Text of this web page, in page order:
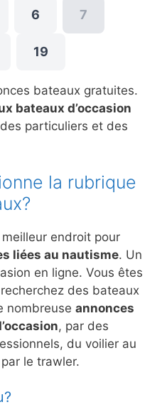
6 7
19
bateaux gratuites.
bateaux d’occasion
particuliers et des
la rubrique
endroit pour
liées au nautisme. Un
en ligne. Vous êtes
des bateaux
nombreuse annonces
, par des
du voilier au
le trawler.